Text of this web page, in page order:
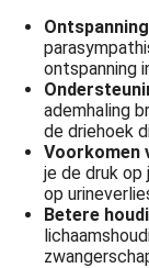
Ontspanning
ontspanning
ademhaling
de driehoek
Voorkomen
je de druk op
op
Betere